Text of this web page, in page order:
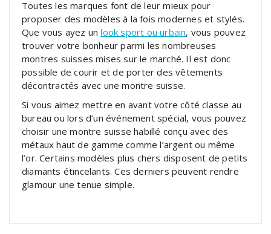
Toutes les marques font de leur mieux pour
proposer des modèles à la fois modernes et stylés.
Que vous ayez unlook sport ou urbain, vous pouvez
trouver votre bonheur parmi les nombreuses
montres suisses mises sur le marché. Il est donc
possible de courir et de porter des vêtements
décontractés avec une montre suisse.
Si vous aimez mettre en avant votre côté classe au
bureau ou lors d’un événement spécial, vous pouvez
choisir une montre suisse habillé conçu avec des
métaux haut de gamme comme l’argent ou même
l’or. Certains modèles plus chers disposent de petits
diamants étincelants. Ces derniers peuvent rendre
glamour une tenue simple.